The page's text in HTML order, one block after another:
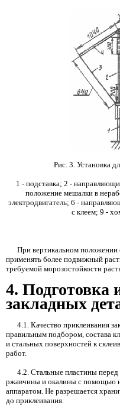
Рис. 3. Установка
1 -подставка; 2 -
положение мешалки в
электродвигатель; 6 -
с клеем; 9 -
При вертикальном положении
применять более подвижный
требуемой морозостойкости
4. Подготовка
закладных
4.1.Качество приклеивания
правильным подбором, состава
и стальных поверхностей к
работ.
4.2.Стальные пластины
ржавчины и окалины с помощью
аппаратом. Не разрешается
до приклеивания.